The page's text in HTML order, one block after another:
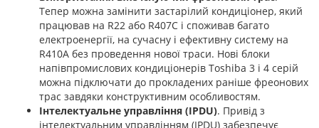
Тепер можна замінити застарілий кондиціонер, який
працював на R22 або R407C і споживав багато
електроенергії, на сучасну і ефективну систему на
R410А без проведення нової траси. Нові блоки
напівпромислових кондиціонерів Toshiba 3 і 4 серій
можна підключати до прокладених раніше фреонових
трас завдяки конструктивним особливостям.
Інтелектуальне управління (IPDU). Привід з
інтелектуальним управлінням (IPDU) забезпечує